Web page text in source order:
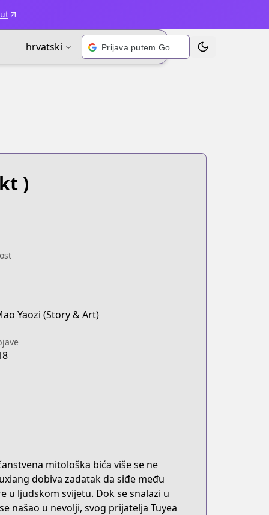
hrvatski Prebaci temu
)
Yaozi (Story & Art)
mitološka bića više se ne
dobiva zadatak da siđe među
ljudskom svijetu. Dok se snalazi u
našao u nevolji, svog prijatelja Tuyea